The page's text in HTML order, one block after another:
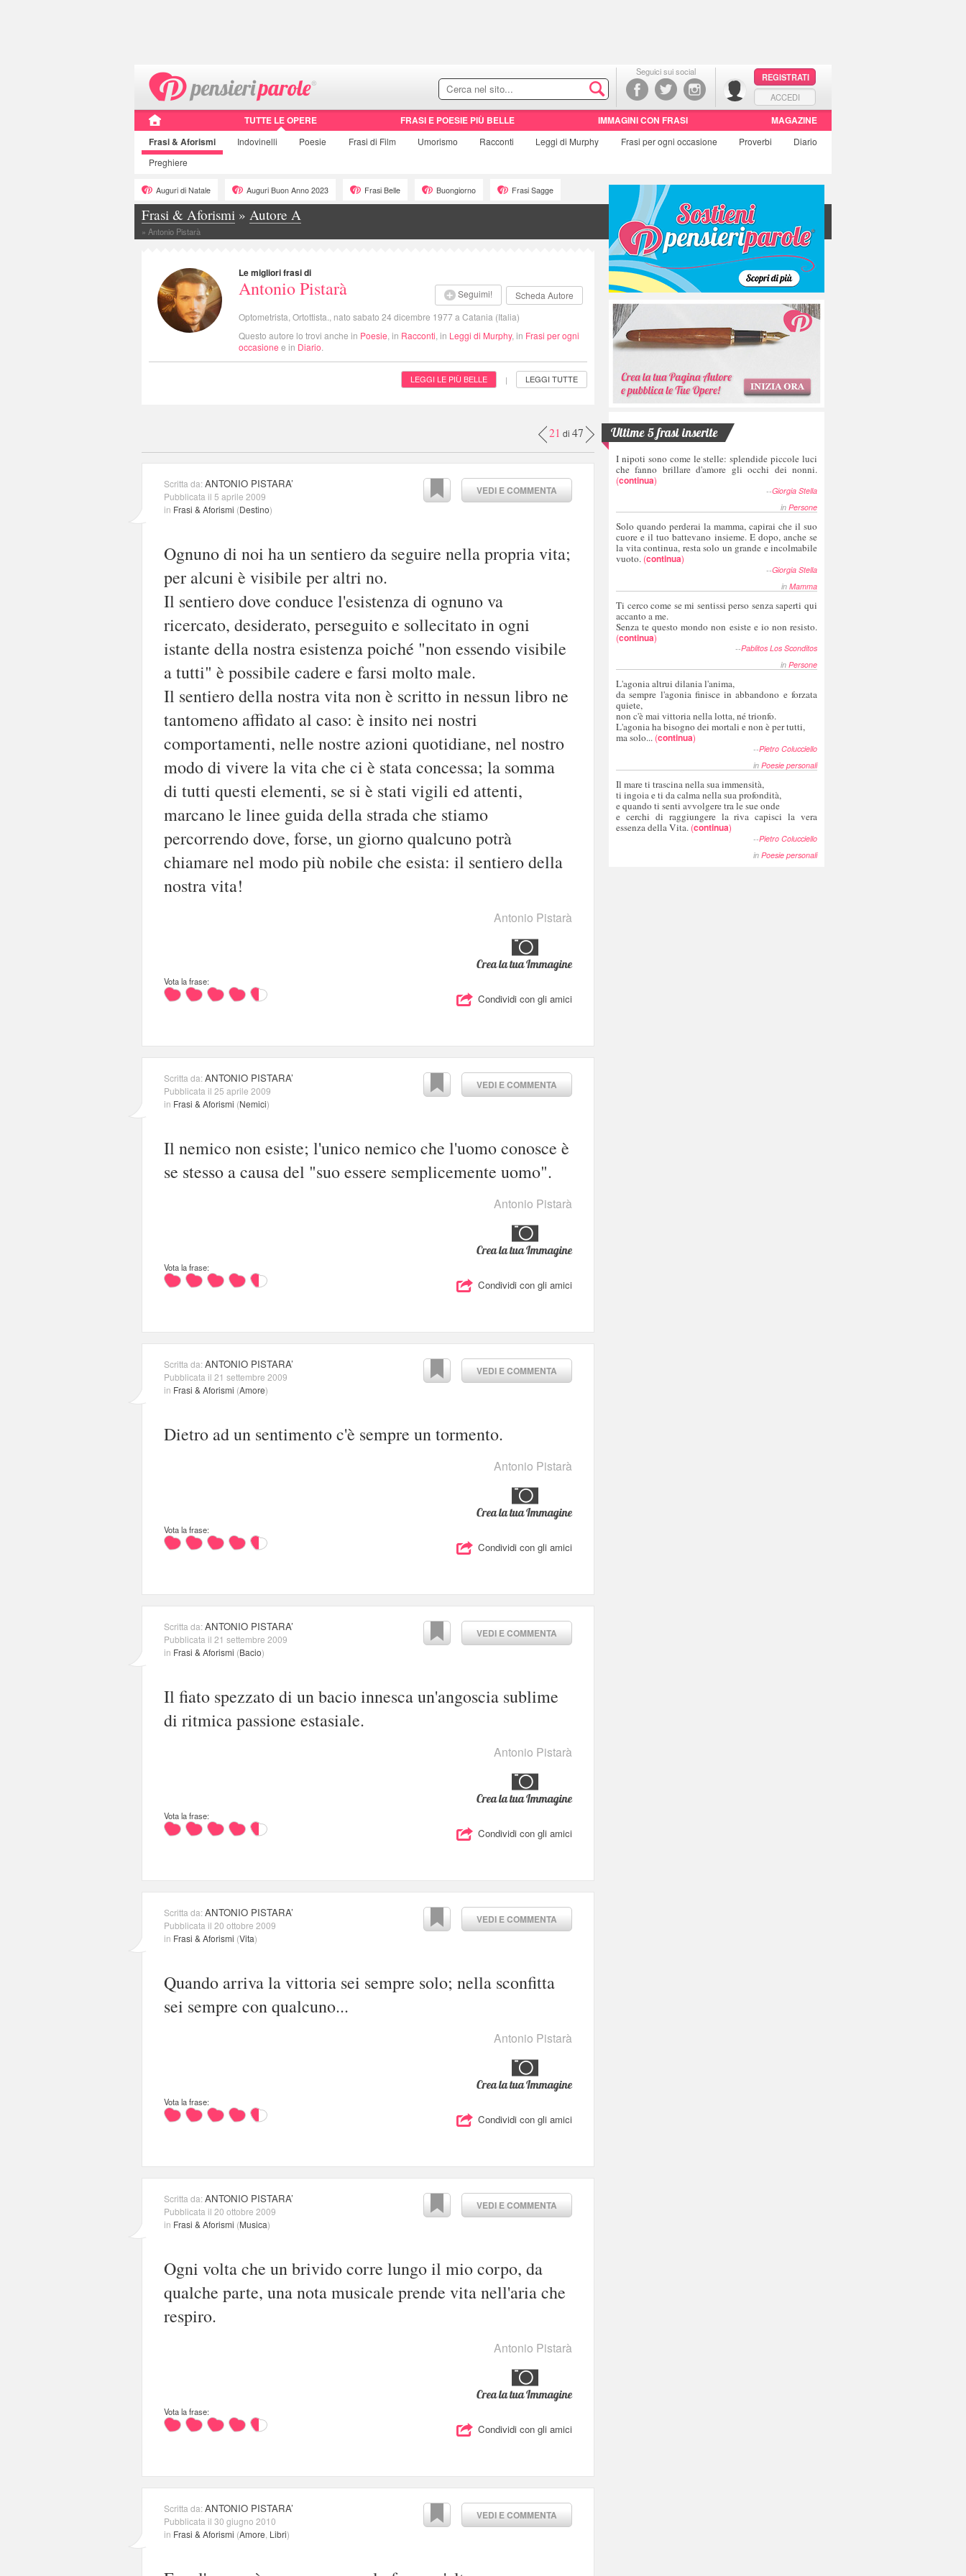
Seguici sui social
REGISTRATI
ACCEDI
TUTTE LE OPERE FRASI E POESIE PIÙ BELLE IMMAGINI CON FRASI
MAGAZINE
Frasi& Aforismi Indovinelli Poesie Frasi di Film Umorismo Racconti Leggi di Murphy Frasi per ogni occasione Proverbi
Diario
Preghiere
Auguri di Natale Auguri Buon Anno 2023 Frasi Belle Buongiorno Frasi Sagge
Frasi & Aforismi » Autore A
» Antonio Pistarà
Seguimi! Scheda Autore
Le migliori frasi di
Antonio Pistarà
Optometrista, Ortottista., nato sabato 24 dicembre 1977 a Catania (Italia)
Questo autore lo trovi anche in Poesie , in Racconti , in Leggi di Murphy, in Frasi per ogni
occasione e in Diario
LEGGI LE PIÙ BELLE | LEGGI TUTTE
21 di 47
VEDI E COMMENTA
Scritta da:ANTONIO PISTARA’
Pubblicata il 5 aprile 2009
in Frasi & Aforismi (Destino)
Ognuno di noi ha un sentiero da seguire nella propria vita;
per alcuni è visibile per altri no.
Il sentiero dove conduce l'esistenza di ognuno va
ricercato, desiderato, perseguito e sollecitato in ogni
istante della nostra esistenza poiché "non essendo visibile
a tutti" è possibile cadere e farsi molto male.
Il sentiero della nostra vita non è scritto in nessun libro ne
tantomeno affidato al caso: è insito nei nostri
comportamenti, nelle nostre azioni quotidiane, nel nostro
modo di vivere la vita che ci è stata concessa; la somma
di tutti questi elementi, se si è stati vigili ed attenti,
marcano le linee guida della strada che stiamo
percorrendo dove, forse, un giorno qualcuno potrà
chiamare nel modo più nobile che esista: il sentiero della
nostra vita!
Antonio Pistarà
Crea la tua Immagine
Vota la frase:
Condividi con gli amici
VEDI E COMMENTA
Scritta da:ANTONIO PISTARA’
Pubblicata il 25 aprile 2009
in Frasi & Aforismi (Nemici)
Il nemico non esiste; l'unico nemico che l'uomo conosce è
se stesso a causa del "suo essere semplicemente uomo".
Antonio Pistarà
Crea la tua Immagine
Vota la frase:
Condividi con gli amici
VEDI E COMMENTA
Scritta da:ANTONIO PISTARA’
Pubblicata il 21 settembre 2009
in Frasi & Aforismi (Amore)
Dietro ad un sentimento c'è sempre un tormento.
Antonio Pistarà
Crea la tua Immagine
Vota la frase:
Condividi con gli amici
VEDI E COMMENTA
Scritta da:ANTONIO PISTARA’
Pubblicata il 21 settembre 2009
in Frasi & Aforismi (Bacio)
Il fiato spezzato di un bacio innesca un'angoscia sublime
di ritmica passione estasiale.
Antonio Pistarà
Crea la tua Immagine
Vota la frase:
Condividi con gli amici
VEDI E COMMENTA
Scritta da:ANTONIO PISTARA’
Pubblicata il 20 ottobre 2009
in Frasi & Aforismi (Vita)
Quando arriva la vittoria sei sempre solo; nella sconfitta
sei sempre con qualcuno...
Antonio Pistarà
Crea la tua Immagine
Vota la frase:
Condividi con gli amici
VEDI E COMMENTA
Scritta da:ANTONIO PISTARA’
Pubblicata il 20 ottobre 2009
in Frasi & Aforismi (Musica)
Ogni volta che un brivido corre lungo il mio corpo, da
qualche parte, una nota musicale prende vita nell'aria che
respiro.
Antonio Pistarà
Crea la tua Immagine
Vota la frase:
Condividi con gli amici
VEDI E COMMENTA
Scritta da:ANTONIO PISTARA’
Pubblicata il 30 giugno 2010
in Frasi & Aforismi (Amore Libri)
Ultime 5 frasi inserite
I nipoti sono come le stelle: splendide piccole luci
che fanno brillare d'amore gli occhi dei nonni.
(continua)
--Giorgia Stella
in Persone
Solo quando perderai la mamma, capirai che il suo
cuore e il tuo battevano insieme. E dopo, anche se
la vita continua, resta solo un grande e incolmabile
vuoto. (continua)
--Giorgia Stella
in Mamma
Ti cerco come se mi sentissi perso senza saperti qui
accanto a me.
Senza te questo mondo non esiste e io non resisto.
(continua)
--Pablitos Los Sconditos
in Persone
L'agonia altrui dilania l'anima,
da sempre l'agonia finisce in abbandono e forzata
quiete,
non c'è mai vittoria nella lotta, né trionfo.
L'agonia ha bisogno dei mortali e non è per tutti,
ma solo... (continua)
--Pietro Colucciello
in Poesie personali
Il mare ti trascina nella sua immensità,
ti ingoia e ti da calma nella sua profondità,
e quando ti senti avvolgere tra le sue onde
e cerchi di raggiungere la riva capisci la vera
essenza della Vita. (continua)
--Pietro Colucciello
in Poesie personali